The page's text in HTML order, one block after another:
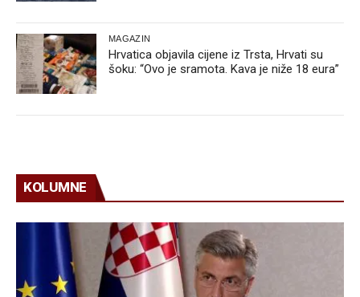
MAGAZIN
Hrvatica objavila cijene iz Trsta, Hrvati su
šoku: “Ovo je sramota. Kava je niže 18 eura”
KOLUMNE